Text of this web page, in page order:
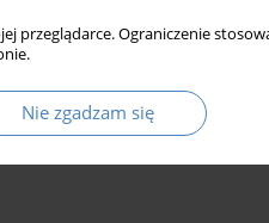
przeglądarce. Ograniczenie
Nie zgadzam się